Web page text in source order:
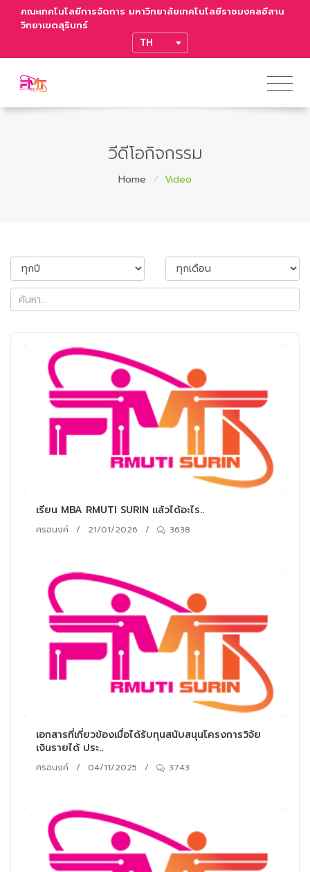
คณะเทคโนโลยีการจัดการ มหาวิทยาลัยเทคโนโลยีราชมงคลอีสาน
วิทยาเขตสุรินทร์
TRANSLATE
วีดีโอกิจกรรม
Home / Video
เรียน MBA RMUTI SURIN แล้วได้อะไร..
ศรอนงค์ / 21/01/2026 / 3638
เอกสารที่เกี่ยวข้องเมื่อได้รับทุนสนับสนุนโครงการวิจัย
เงินรายได้ ประ..
ศรอนงค์ / 04/11/2025 / 3743